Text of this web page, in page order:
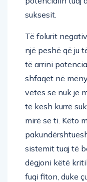
suksesit.
Të folurit
një peshë që ju
të arrini
shfaqet në
vetes se nuk je
të kesh kurrë
mirë se ti. Këto
sistemit tuaj të
dëgjoni këtë
fuqi fiton, duke